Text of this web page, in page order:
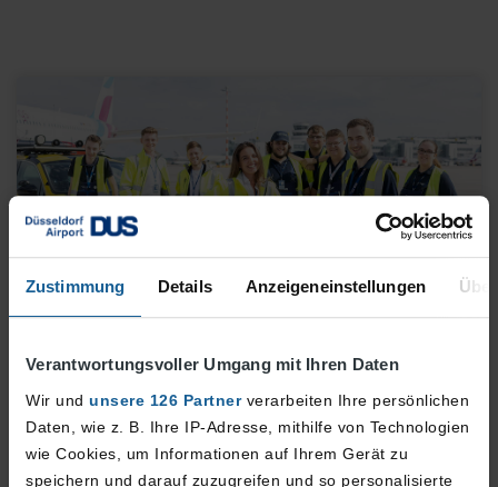
Zustimmung Details Anzeigeneinstellungen
Verantwortungsvoller Umgang mit Ihren Daten
Wir und unsere 126 Partnerverarbeiten Ihre persönlichen
Daten, wie z. B. Ihre IP-Adresse, mithilfe von Technologien
wie Cookies, um Informationen auf Ihrem Gerät zu
speichern und darauf zuzugreifen und so personalisierte
Praktikum, Ausbildung, Duales Studium
Alle Infos zur Ausbildung, einem dualen Studium
oder Praktikum bei der Flughafen Düsseldorf GmbH